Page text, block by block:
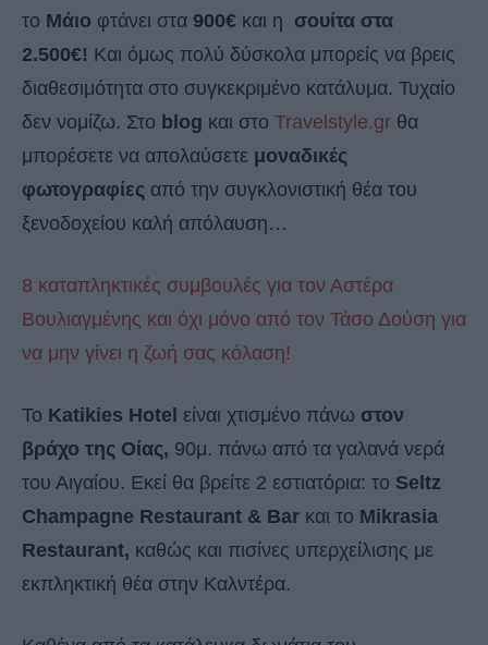
το Μάιο φτάνει στα 900€ και η σουίτα στα
2.500€! Και όμως πολύ δύσκολα μπορείς να βρεις
διαθεσιμότητα στο συγκεκριμένο κατάλυμα. Τυχαίο
δεν νομίζω. Στο blog και στο Travelstyle.gr θα
μπορέσετε να απολαύσετε μοναδικές
φωτογραφίες από την συγκλονιστική θέα του
ξενοδοχείου καλή απόλαυση…
8 καταπληκτικές συμβουλές για τον Αστέρα
Βουλιαγμένης και όχι μόνο από τον Τάσο Δούση για
να μην γίνει η ζωή σας κόλαση!
Το Katikies Hotel είναι χτισμένο πάνω στον
βράχο της Οίας, 90μ. πάνω από τα γαλανά νερά
του Αιγαίου. Εκεί θα βρείτε 2 εστιατόρια: το Seltz
Champagne Restaurant & Bar και το Mikrasia
Restaurant, καθώς και πισίνες υπερχείλισης με
εκπληκτική θέα στην Καλντέρα.